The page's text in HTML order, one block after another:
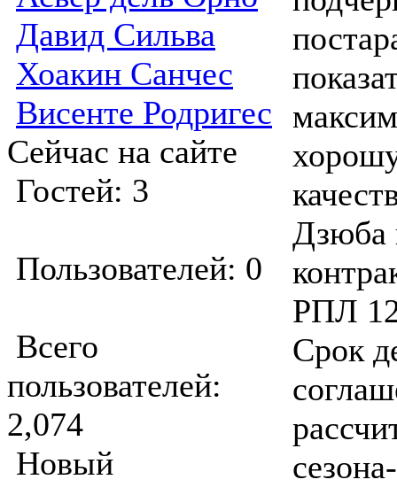
Давид Сильва
Хоакин Санчес
Висенте Родригес
Сейчас на сайте
Гостей: 3
Пользователей: 0
Всего
пользователей:
2,074
Новый
Дзюба
РПЛ
Срок